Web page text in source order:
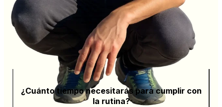
¿Cuánto tiempo necesitarás para cumplir con
la rutina?